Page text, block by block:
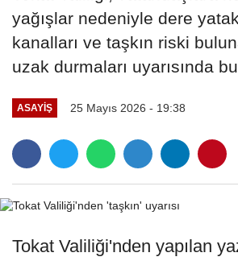
yağışlar nedeniyle dere
kanalları ve taşkın riski
uzak durmaları uyarısında
ASAYIŞ 25 Mayıs 2026 - 19:38
Tokat Valiliği'nden yapılan